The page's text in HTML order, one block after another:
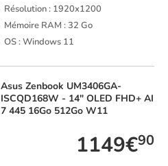
Résolution : 1920x1200
Mémoire RAM : 32 Go
OS : Windows 11
Asus Zenbook UM3406GA-
ISCQD168W - 14" OLED FHD+ AI
7 445 16Go 512Go W11
1149€90